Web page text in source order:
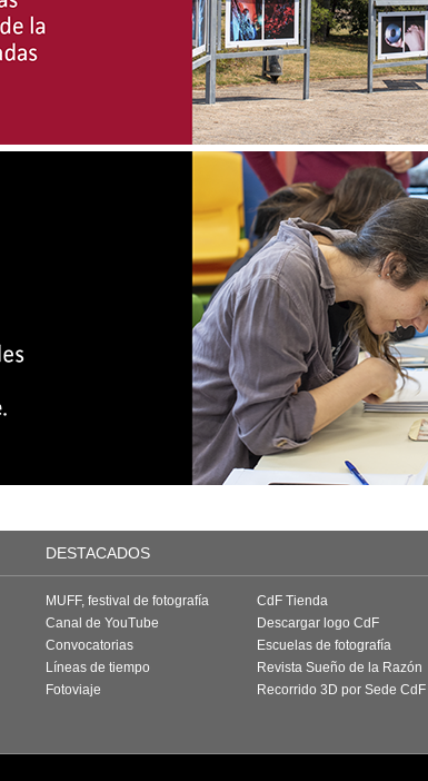
DESTACADOS
MUFF, festival de fotografía
Canal de YouTube
Convocatorias
Líneas de tiempo
Fotoviaje
CdF Tienda
Descargar logo CdF
Escuelas de fotografía
Revista Sueño de la Razón
Recorrido 3D por Sede CdF